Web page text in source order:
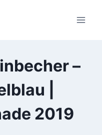
–
|
2019